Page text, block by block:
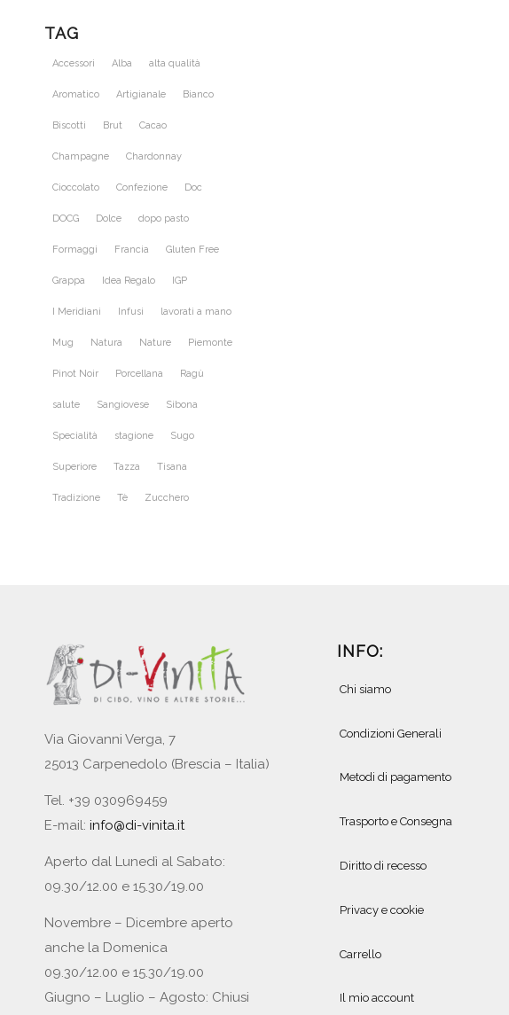
TAG
Accessori Alba alta qualità
Aromatico Artigianale Bianco
Biscotti Brut Cacao
Champagne Chardonnay
Cioccolato Confezione Doc
DOCG Dolce dopo pasto
Formaggi Francia Gluten Free
Grappa Idea Regalo IGP
I Meridiani Infusi lavorati a mano
Mug Natura Nature Piemonte
Pinot Noir Porcellana Ragù
salute Sangiovese Sibona
Specialità stagione Sugo
Superiore Tazza Tisana
Tradizione Tè Zucchero
Via Giovanni Verga, 7
25013 Carpenedolo (Brescia – Italia)
Tel. +39 030969459
E-mail: info@di-vinita.it
Aperto dal Lunedì al Sabato:
09.30/12.00 e 15.30/19.00
Novembre – Dicembre aperto
anche la Domenica
09.30/12.00 e 15.30/19.00
Giugno – Luglio – Agosto: Chiusi
INFO:
Chi siamo
Condizioni Generali
Metodi di pagamento
Trasporto e Consegna
Diritto di recesso
Privacy e cookie
Carrello
Il mio account